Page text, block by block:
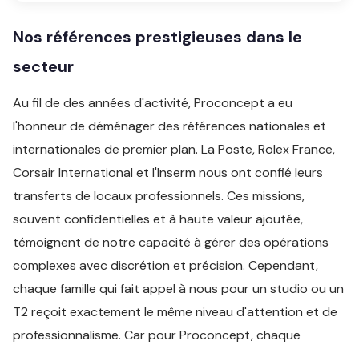
Nos références prestigieuses dans le
secteur
Au fil de des années d'activité, Proconcept a eu
l'honneur de déménager des références nationales et
internationales de premier plan. La Poste, Rolex France,
Corsair International et l'Inserm nous ont confié leurs
transferts de locaux professionnels. Ces missions,
souvent confidentielles et à haute valeur ajoutée,
témoignent de notre capacité à gérer des opérations
complexes avec discrétion et précision. Cependant,
chaque famille qui fait appel à nous pour un studio ou un
T2 reçoit exactement le même niveau d'attention et de
professionnalisme. Car pour Proconcept, chaque